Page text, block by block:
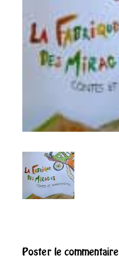
Poster le commentaire